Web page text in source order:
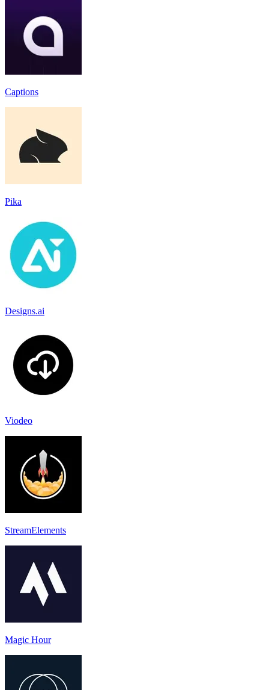
Captions
Pika
Designs.ai
Viodeo
StreamElements
Magic Hour